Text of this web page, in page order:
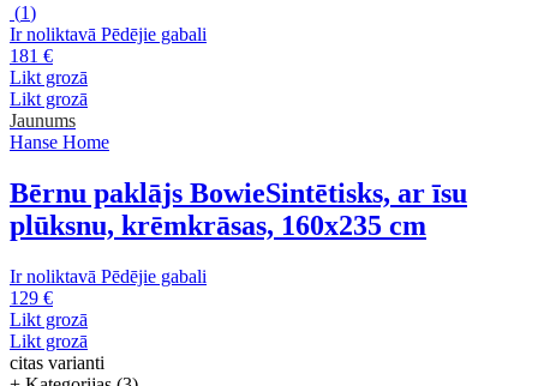
(1)
Ir noliktavā Pēdējie gabali
181 €
Likt grozā
Likt grozā
Jaunums
Hanse Home
Bērnu paklājs BowieSintētisks, ar īsu
plūksnu, krēmkrāsas, 160x235 cm
Ir noliktavā Pēdējie gabali
129 €
Likt grozā
Likt grozā
citas varianti